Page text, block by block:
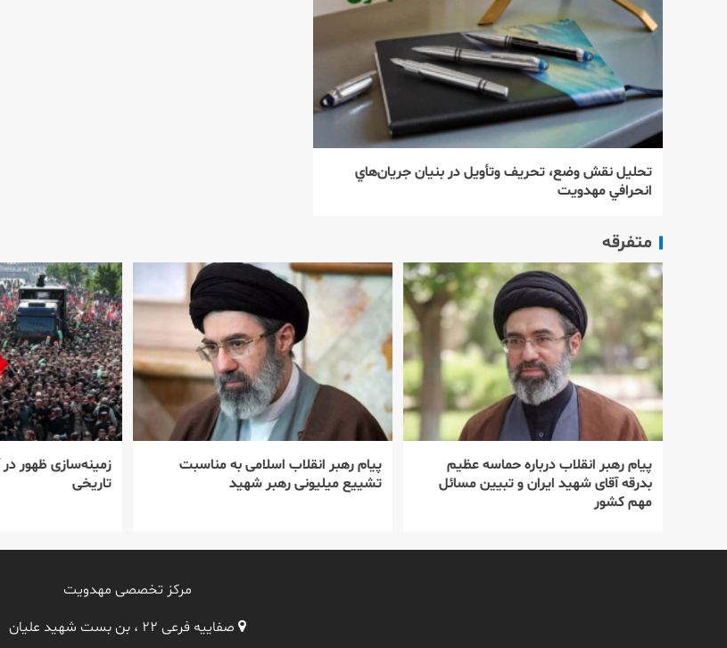
تحليل نقش وضع، تحريف وتأويل در بنيان جريان‌هاي
انحرافي مهدويت
متفرقه
پیام رهبر انقلاب درباره حماسه عظیم
بدرقه آقای شهید ایران و تبیین مسائل
مهم کشور
پیام رهبر انقلاب اسلامی به مناسبت
تشییع میلیونی رهبر شهید
زمینه‌سازی ظهور
تاریخی
مرکز تخصصی مهدویت
صفاییه فرعی ۲۲ ، بن بست شهید علیان